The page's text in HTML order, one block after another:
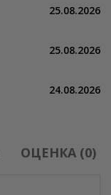
25.08.2026
25.08.2026
24.08.2026
ОЦЕНКА (0)